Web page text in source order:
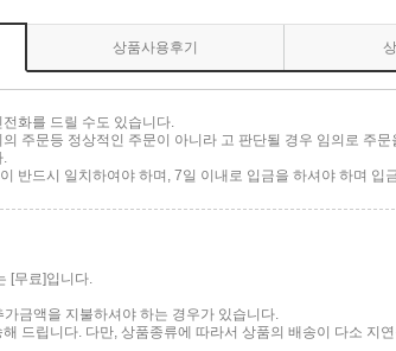
상품사용후기
화를 드릴 수도 있습니다.
주문등 정상적인 주문이 아니라 고 판단될 경우 임의로 주
.
반드시 일치하여야 하며, 7일 이내로 입금을 하셔야 하며 입
[무료]입니다.
금액을 지불하셔야 하는 경우가 있습니다.
드립니다. 다만, 상품종류에 따라서 상품의 배송이 다소 지